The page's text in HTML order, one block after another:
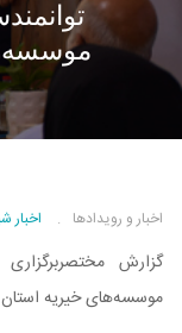
اخبار و رویدادها اخبار
گزارش
موسسه‌های خیریه